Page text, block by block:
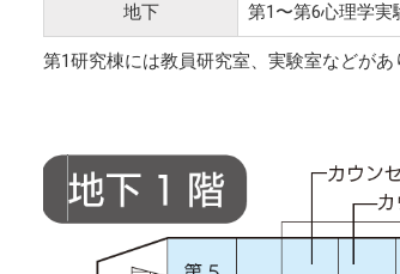
地下 第1〜第6心理学
第1研究棟には教員研究室、実験室などが